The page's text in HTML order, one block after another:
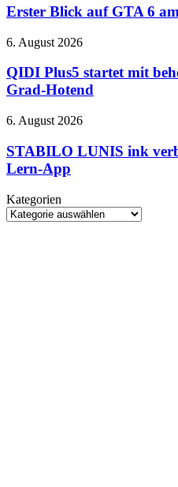
der
QuakeCon
verbessertes
auf
GTA
6
am
27.
August
–
Netflix
Erster Blick auf GTA 6
QIDI
startet
mit
beheiztem
und
Grad-
Hotend
6. August 2026
QIDI Plus5 startet mit
Grad-Hotend
STABILO
ink
verbindet
Vokabelheft
Lern-
App
6. August 2026
STABILO LUNIS ink
Lern-App
Kategorien
Kategorien